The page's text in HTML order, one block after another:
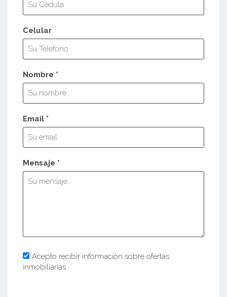
Celular
Nombre *
Email *
Mensaje *
Acepto recibir información sobre ofertas
inmobiliarias